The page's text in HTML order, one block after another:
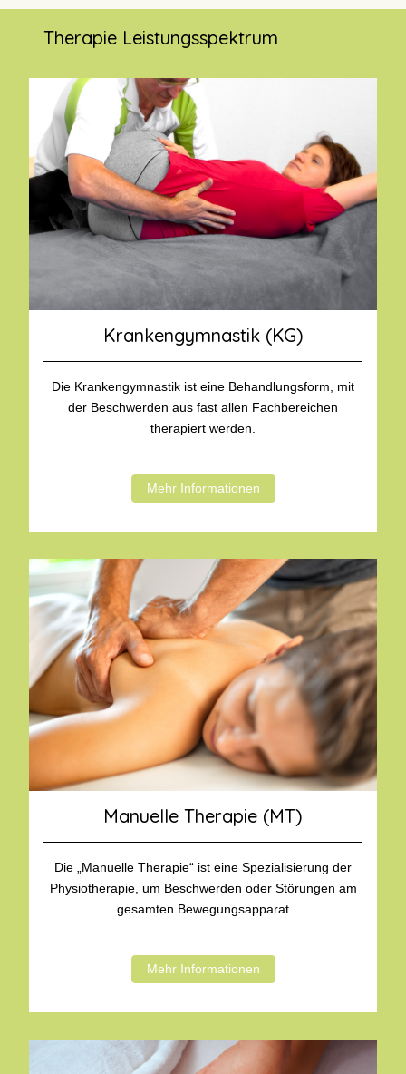
Therapie Leistungsspektrum
Krankengymnastik (KG)
Die Krankengymnastik ist eine Behandlungsform, mit
der Beschwerden aus fast allen Fachbereichen
therapiert werden.
Mehr Informationen
Manuelle Therapie (MT)
Die „Manuelle Therapie“ ist eine Spezialisierung der
Physiotherapie, um Beschwerden oder Störungen am
gesamten Bewegungsapparat
Mehr Informationen